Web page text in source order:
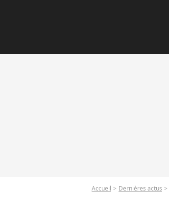
Accueil Dernières actus